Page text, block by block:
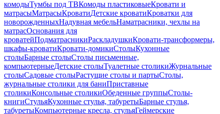
комодыТумбы под ТВКомоды пластиковыеКровати и
матрасыМатрасыКроватиДетские кроватиКроватки для
новорожденныхНадувная мебельНаматрасники, чехлы на
матрасОснования для
кроватейПодматрасникиРаскладушкиКровати-трансформеры,
шкафы-кроватиКровати-домикиСтолыКухонные
столыБарные столыСтолы письменные,
компьютерныеДетские столыТуалетные столикиЖурнальные
столыСадовые столыРастущие столы и партыСтолы,
журнальные столики для баниПриставные
столикиКонсольные столикиОбеденные группыСтолы-
книгиСтульяКухонные стулья, табуретыБарные стулья,
табуретыКомпьютерные кресла, стульяГеймерские